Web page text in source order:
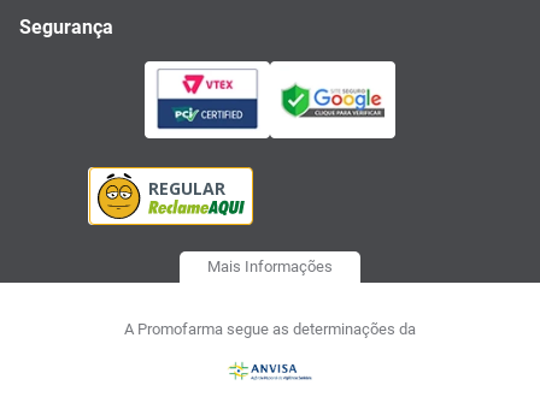
Segurança
Mais Informações
A Promofarma segue as determinações da